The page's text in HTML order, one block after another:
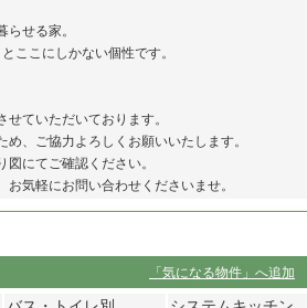
せる家。
ここにしかない個性です。
ていただいております。
、ご協力よろしくお願いいたします。
にてご確認ください。
気軽にお問い合わせくださいませ。
「気になる物件」へ追加